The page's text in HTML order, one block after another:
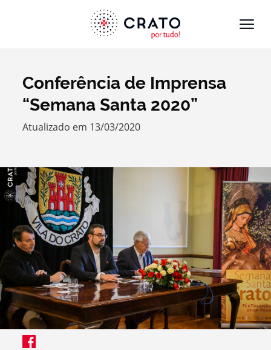
Termo de Pesquisa
Categorias gerais
Filtros
Conferência de Imprensa
“Semana Santa 2020”
Atualizado em 13/03/2020